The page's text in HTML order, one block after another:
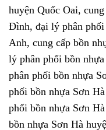
huyện Quốc Oai,
Đình, đại lý phân
Anh, cung cấp bồn
lý phân phối bồn
phân phối bồn nhựa
phối bồn nhựa Sơn
phối bồn nhựa Sơn
bồn nhựa Sơn Hà